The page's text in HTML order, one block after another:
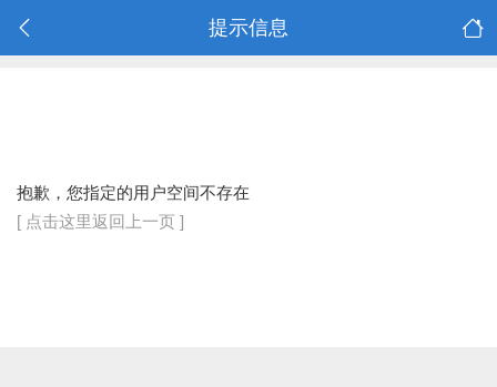
提示信息
抱歉，您指定的用户空间不存在
[ 点击这里返回上一页 ]